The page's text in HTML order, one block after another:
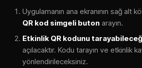
Uygulamanın ana ekranının sağ alt
QR kod simgeli buton arayın.
Etkinlik QR kodunu
açılacaktır. Kodu tarayın ve etkinlik
yönlendirileceksiniz.